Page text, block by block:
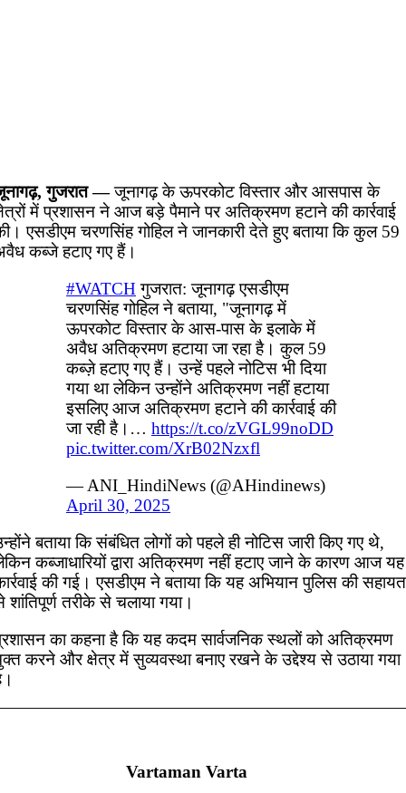
गुजरात —जूनागढ़ के ऊपरकोट विस्तार और आसपास के
में प्रशासन ने आज बड़े पैमाने पर अतिक्रमण हटाने की कार्रवाई
एसडीएम चरणसिंह गोहिल ने जानकारी देते हुए बताया कि कुल 59
कब्जे हटाए गए हैं।
#WATCH गुजरात: जूनागढ़ एसडीएम
चरणसिंह गोहिल ने बताया, "जूनागढ़ में
ऊपरकोट विस्तार के आस-पास के इलाके में
अवैध अतिक्रमण हटाया जा रहा है। कुल 59
कब्ज़े हटाए गए हैं। उन्हें पहले नोटिस भी दिया
गया था लेकिन उन्होंने अतिक्रमण नहीं हटाया
इसलिए आज अतिक्रमण हटाने की कार्रवाई की
जा रही है।… https://t.co/zVGL99noDD
pic.twitter.com/XrB02Nzxfl
— ANI_HindiNews (@AHindinews)
April 30, 2025
बताया कि संबंधित लोगों को पहले ही नोटिस जारी किए गए थे,
कब्जाधारियों द्वारा अतिक्रमण नहीं हटाए जाने के कारण आज यह
की गई। एसडीएम ने बताया कि यह अभियान पुलिस की
शांतिपूर्ण तरीके से चलाया गया।
का कहना है कि यह कदम सार्वजनिक स्थलों को अतिक्रमण
करने और क्षेत्र में सुव्यवस्था बनाए रखने के उद्देश्य से उठाया गया
Vartaman Varta